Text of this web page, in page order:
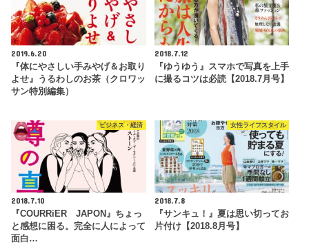
2019.6.20
『体にやさしい手みやげ＆お取り
よせ』うるわしのお茶（クロワッ
サン特別編集）
2018.7.12
『ゆうゆう』スマホで写真を上手
に撮るコツは必読【2018.7月号】
ビジネス・経済
2018.7.10
『COURRiER JAPON』ちょっ
と感想に困る。完全に人によって
面白…
女性ライフスタイル
2018.7.8
『サンキュ！』夏は思い切ってお
片付け【2018.8月号】